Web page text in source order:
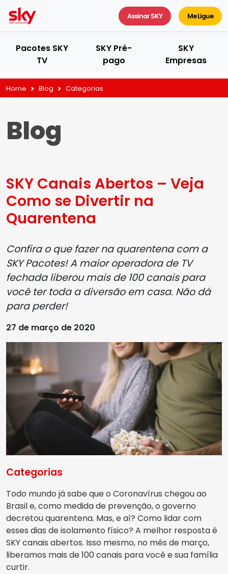
Assinar SKY Me Ligue
Pacotes SKY
TV
SKY Pré-
pago
SKY
Empresas
Home Blog Categorias
Blog
SKY Canais Abertos – Veja
Como se Divertir na
Quarentena
Confira o que fazer na quarentena com a
SKY Pacotes! A maior operadora de TV
fechada liberou mais de 100 canais para
você ter toda a diversão em casa. Não dá
para perder!
27 de março de 2020
Categorias
Todo mundo já sabe que o Coronavírus chegou ao
Brasil e, como medida de prevenção, o governo
decretou quarentena. Mas, e aí? Como lidar com
esses dias de isolamento físico? A melhor resposta é
SKY canais abertos. Isso mesmo, no mês de março,
liberamos mais de 100 canais para você e sua família
curtir.